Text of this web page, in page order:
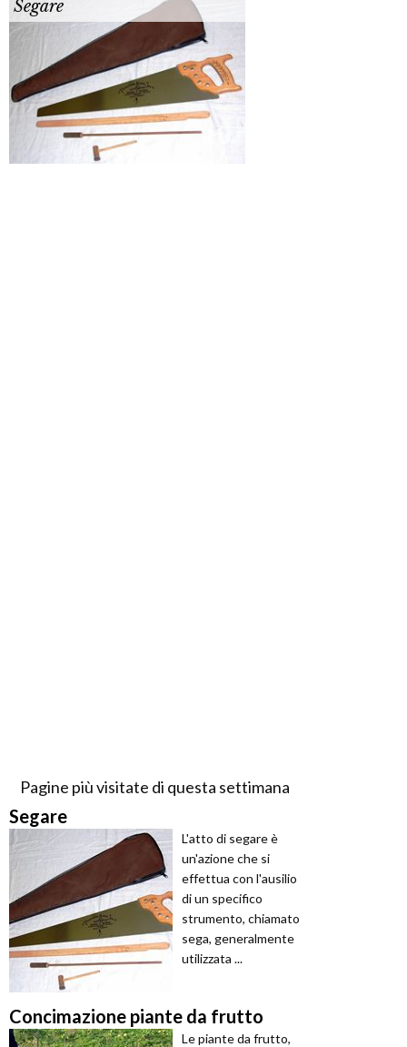
Segare
Pagine più visitate di questa settimana
Segare
L'atto di segare è
un'azione che si
effettua con l'ausilio
di un specifico
strumento, chiamato
sega, generalmente
utilizzata ...
Concimazione piante da frutto
Le piante da frutto,